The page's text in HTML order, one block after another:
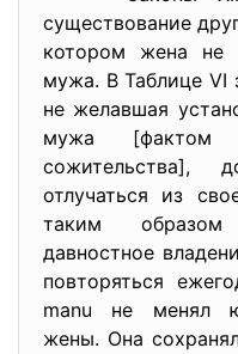
существование
котором жена не
мужа. В Таблице VI
не желавшая
мужа [фактом
сожительства],
отлучаться из
таким образом
давностное
повторяться
manu не менял
жены. Она